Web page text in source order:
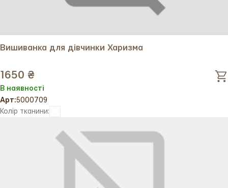
Вишиванка для дівчинки Харизма
1650 ₴
В наявності
Арт:5000709
Колір тканини: